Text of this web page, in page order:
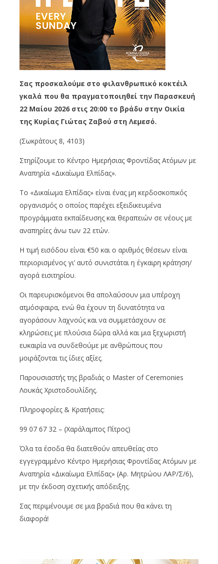
Σας προσκαλούμε στο φιλανθρωπικό κοκτέιλ
γκαλά που θα πραγματοποιηθεί την Παρασκευή
22 Μαίου 2026 στις 20:00 το βράδυ στην Οικία
της Κυρίας Γιώτας Ζαβού στη Λεμεσό.
(Σωκράτους 8, 4103)
Στηρίζουμε το Κέντρο Ημερήσιας Φροντίδας Ατόμων με
Αναπηρία «Δικαίωμα Ελπίδας».
Το «Δικαίωμα Ελπίδας» είναι ένας μη κερδοσκοπικός
οργανισμός ο οποίος παρέχει εξειδικευμένα
προγράμματα εκπαίδευσης και θεραπειών σε νέους με
αναπηρίες άνω των 22 ετών.
Η τιμή εισόδου είναι €50 και ο αριθμός θέσεων είναι
περιορισμένος γι’ αυτό συνιστάται η έγκαιρη κράτηση/
αγορά εισιτηρίου.
Οι παρευρισκόμενοι θα απολαύσουν μια υπέροχη
ατμόσφαιρα, ενώ θα έχουν τη δυνατότητα να
αγοράσουν λαχνούς και να συμμετάσχουν σε
κληρώσεις με πλούσια δώρα αλλά και μια ξεχωριστή
ευκαιρία να συνδεθούμε με ανθρώπους που
μοιράζονται τις ίδιες αξίες.
Παρουσιαστής της βραδιάς ο Master of Ceremonies
Λουκάς Χριστοδουλίδης.
Πληροφορίες & Κρατήσεις:
99 07 67 32 – (Χαράλαμπος Πίτρος)
Όλα τα έσοδα θα διατεθούν απευθείας στο
εγγεγραμμένο Κέντρο Ημερήσιας Φροντίδας Ατόμων με
Αναπηρία «Δικαίωμα Ελπίδας» (Αρ. Μητρώου ΛΑΡ/Σ/6),
με την έκδοση σχετικής απόδειξης.
Σας περιμένουμε σε μια βραδιά που θα κάνει τη
διαφορά!